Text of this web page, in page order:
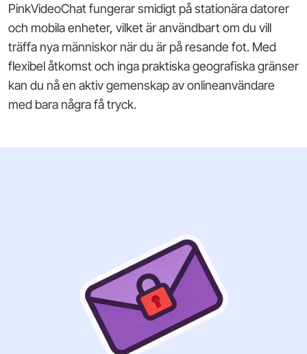
PinkVideoChat fungerar smidigt på stationära datorer
och mobila enheter, vilket är användbart om du vill
träffa nya människor när du är på resande fot. Med
flexibel åtkomst och inga praktiska geografiska gränser
kan du nå en aktiv gemenskap av onlineanvändare
med bara några få tryck.